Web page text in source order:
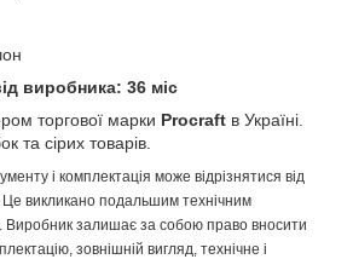
виробника: 36 міс
торгової марки Procraft в Україні.
та сірих товарів.
і комплектація може відрізнятися від
викликано подальшим технічним
Виробник залишає за собою право вносити
зовнішній вигляд, технічне і